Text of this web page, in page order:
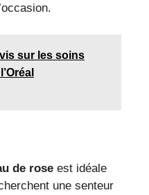
sur les soins
de rose est idéale
une senteur